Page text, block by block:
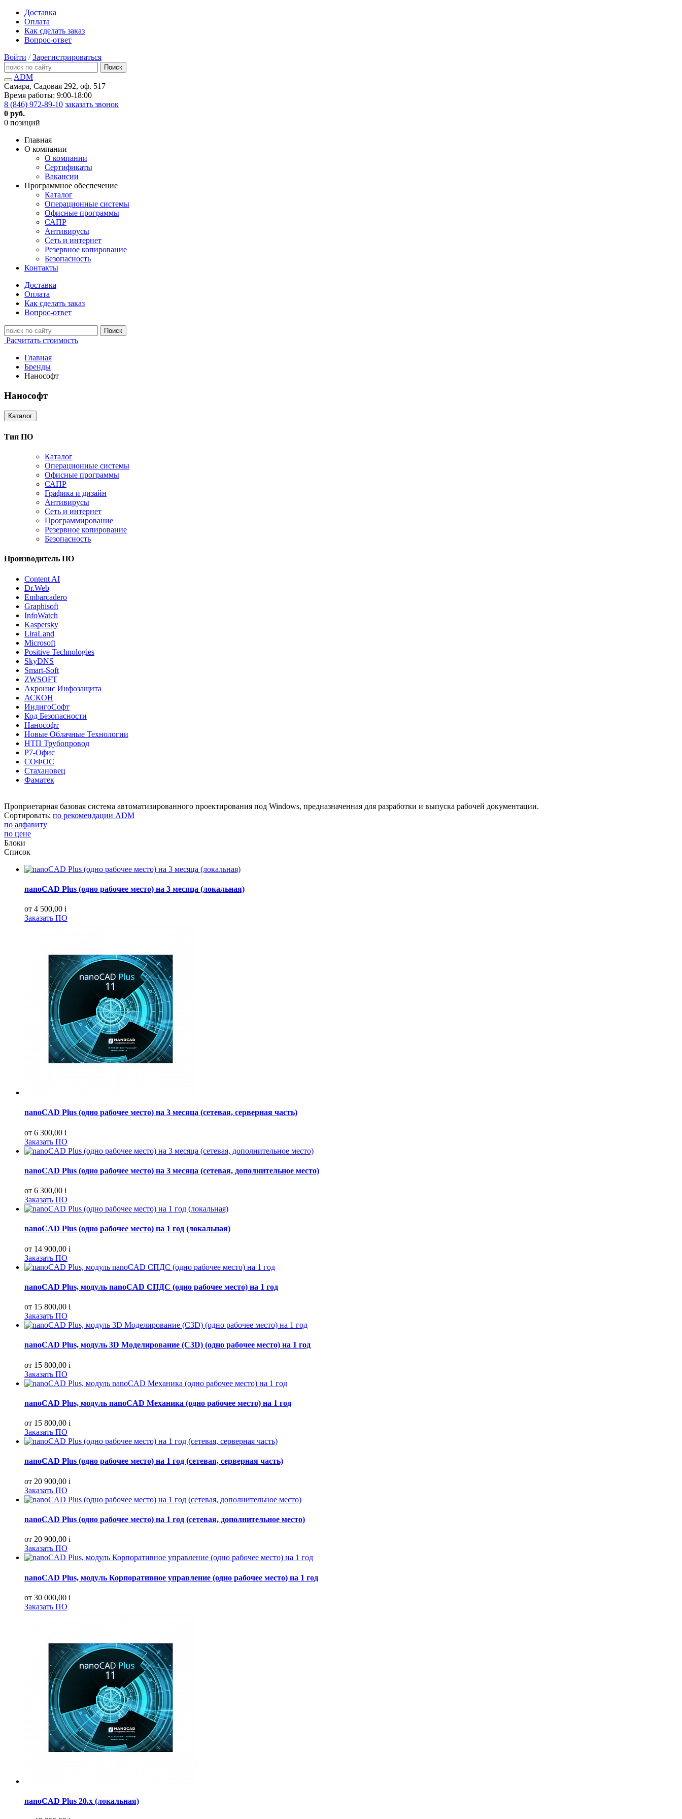
Доставка
Оплата
Как сделать заказ
Вопрос-ответ
Войти / Зарегистрироваться
Поиск
ADM
Самара, Садовая 292, оф. 517
Время работы: 9:00-18:00
8 (846) 972-89-10 заказать звонок
0 руб.
0 позиций
Главная
О компании
О компании
Сертификаты
Вакансии
Программное обеспечение
Каталог
Операционные системы
Офисные программы
САПР
Антивирусы
Сеть и интернет
Резервное копирование
Безопасность
Контакты
Доставка
Оплата
Как сделать заказ
Вопрос-ответ
Поиск
Расчитать стоимость
Главная
Бренды
Нанософт
Нанософт
Каталог
Тип ПО
Каталог
Операционные системы
Офисные программы
САПР
Графика и дизайн
Антивирусы
Сеть и интернет
Программирование
Резервное копирование
Безопасность
Производитель ПО
Content AI
Dr.Web
Embarcadero
Graphisoft
InfoWatch
Kaspersky
LiraLand
Microsoft
Positive Technologies
SkyDNS
Smart-Soft
ZWSOFT
Акронис Инфозащита
АСКОН
ИндигоСофт
Код Безопасности
Нанософт
Новые Облачные Технологии
НТП Трубопровод
Р7-Офис
СОФОС
Стахановец
Фаматек
Проприетарная базовая система автоматизированного проектирования под Windows, предназначенная для разработки и выпуска рабочей документации.
Сортировать: по рекомендации ADM
по алфавиту
по цене
Блоки
Список
nanoCAD Plus (одно рабочее место) на 3 месяца (локальная)
от 4 500,00 i
Заказать ПО
nanoCAD Plus (одно рабочее место) на 3 месяца (сетевая, серверная часть)
от 6 300,00 i
Заказать ПО
nanoCAD Plus (одно рабочее место) на 3 месяца (сетевая, дополнительное место)
от 6 300,00 i
Заказать ПО
nanoCAD Plus (одно рабочее место) на 1 год (локальная)
от 14 900,00 i
Заказать ПО
nanoCAD Plus, модуль nanoCAD СПДС (одно рабочее место) на 1 год
от 15 800,00 i
Заказать ПО
nanoCAD Plus, модуль 3D Моделирование (C3D) (одно рабочее место) на 1 год
от 15 800,00 i
Заказать ПО
nanoCAD Plus, модуль nanoCAD Механика (одно рабочее место) на 1 год
от 15 800,00 i
Заказать ПО
nanoCAD Plus (одно рабочее место) на 1 год (сетевая, серверная часть)
от 20 900,00 i
Заказать ПО
nanoCAD Plus (одно рабочее место) на 1 год (сетевая, дополнительное место)
от 20 900,00 i
Заказать ПО
nanoCAD Plus, модуль Корпоративное управление (одно рабочее место) на 1 год
от 30 000,00 i
Заказать ПО
nanoCAD Plus 20.х (локальная)